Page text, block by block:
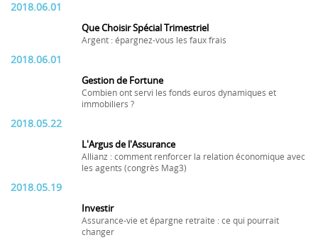
2018.06.01
Que Choisir Spécial Trimestriel
Argent : épargnez-vous les faux frais
2018.06.01
Gestion de Fortune
Combien ont servi les fonds euros dynamiques et
immobiliers ?
2018.05.22
L'Argus de l'Assurance
Allianz : comment renforcer la relation économique avec
les agents (congrès Mag3)
2018.05.19
Investir
Assurance-vie et épargne retraite : ce qui pourrait
changer